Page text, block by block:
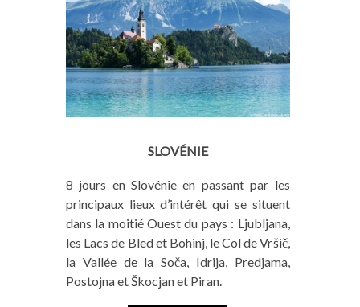
SLOVÉNIE
8 jours en Slovénie en passant par les
principaux lieux d’intérêt qui se situent
dans la moitié Ouest du pays : Ljubljana,
les Lacs de Bled et Bohinj, le Col de Vršič,
la Vallée de la Soča, Idrija, Predjama,
Postojna et Škocjan et Piran.